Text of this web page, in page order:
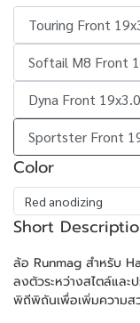
Touring Front
Softail M8 Front
Dyna Front
Sportster Front
Color
Red anodizing
Short
ล้อ Runmag สำหรับ
ลงตัวระหว่างสไตล์แล
พิถีพิถันเพื่อเพิ่มความส